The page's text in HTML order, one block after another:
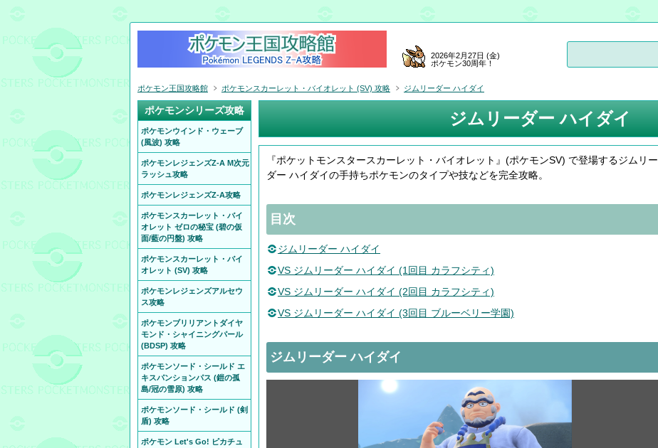
ジムリーダー ハイダイ
『ポケットモンスタースカーレット・バイオレット』(ポケモンSV) で登場するジムリー
ダー ハイダイの手持ちポケモンのタイプや技などを完全攻略。
目次
ジムリーダー ハイダイ
VS ジムリーダー ハイダイ (1回目 カラフシティ)
VS ジムリーダー ハイダイ (2回目 カラフシティ)
VS ジムリーダー ハイダイ (3回目 ブルーベリー学園)
ジムリーダー ハイダイ
2026年2月27日 (金)
ポケモン30周年！
ポケモン王国攻略館 ポケモンスカーレット・バイオレット (SV) 攻略 ジムリーダー ハイダイ
ポケモンシリーズ攻略
ポケモンウインド・ウェーブ
(風波) 攻略
ポケモンレジェンズZ-A M次元
ラッシュ攻略
ポケモンレジェンズZ-A攻略
ポケモンスカーレット・バイ
オレット ゼロの秘宝 (碧の仮
面/藍の円盤) 攻略
ポケモンスカーレット・バイ
オレット (SV) 攻略
ポケモンレジェンズアルセウ
ス攻略
ポケモンブリリアントダイヤ
モンド・シャイニングパール
(BDSP) 攻略
ポケモンソード・シールド エ
キスパンションパス (鎧の孤
島/冠の雪原) 攻略
ポケモンソード・シールド (剣
盾) 攻略
ポケモン Let's Go! ピカチュ